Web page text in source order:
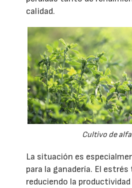
calidad.
Cultivo de
La situación es
para la ganadería. El
reduciendo la